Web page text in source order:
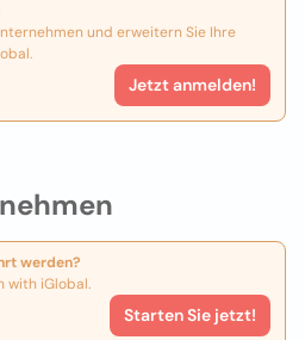
werden?
with iGlobal.
Starten Sie jetzt!
und erweitern Sie Ihre
Jetzt anmelden!